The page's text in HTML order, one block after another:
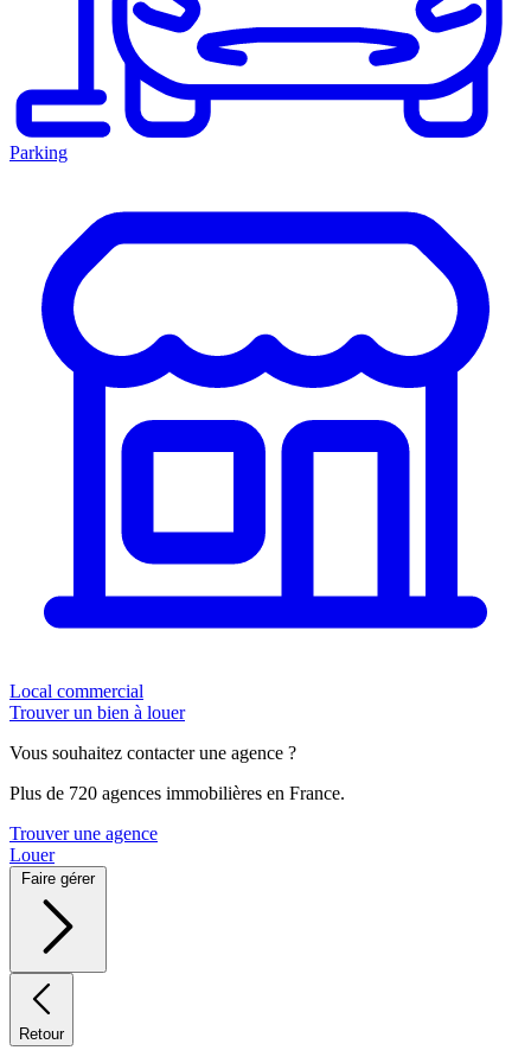
Parking
Local commercial
Trouver un bien à louer
Vous souhaitez contacter une agence ?
Plus de 720 agences immobilières en France.
Trouver une agence
Louer
Faire gérer
Retour